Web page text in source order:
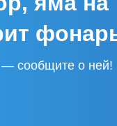
— сообщите о ней!